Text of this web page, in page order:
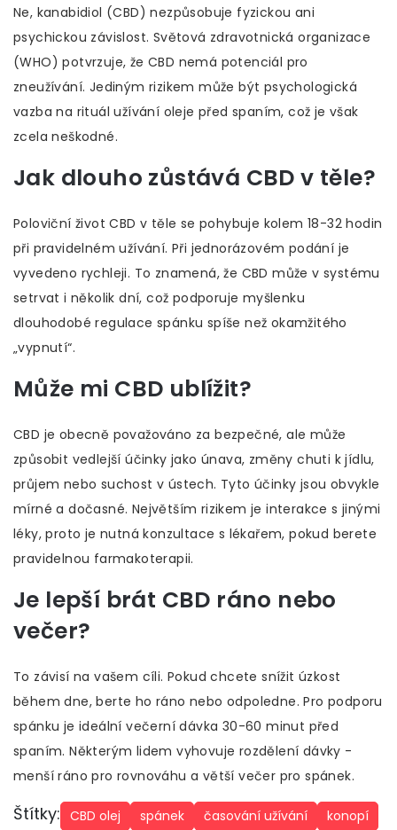
Ne, kanabidiol (CBD) nezpůsobuje fyzickou ani
psychickou závislost. Světová zdravotnická organizace
(WHO) potvrzuje, že CBD nemá potenciál pro
zneužívání. Jediným rizikem může být psychologická
vazba na rituál užívání oleje před spaním, což je však
zcela neškodné.
Jak dlouho zůstává CBD v těle?
Poloviční život CBD v těle se pohybuje kolem 18-32 hodin
při pravidelném užívání. Při jednorázovém podání je
vyvedeno rychleji. To znamená, že CBD může v systému
setrvat i několik dní, což podporuje myšlenku
dlouhodobé regulace spánku spíše než okamžitého
„vypnutí“.
Může mi CBD ublížit?
CBD je obecně považováno za bezpečné, ale může
způsobit vedlejší účinky jako únava, změny chuti k jídlu,
průjem nebo suchost v ústech. Tyto účinky jsou obvykle
mírné a dočasné. Největším rizikem je interakce s jinými
léky, proto je nutná konzultace s lékařem, pokud berete
pravidelnou farmakoterapii.
Je lepší brát CBD ráno nebo
večer?
To závisí na vašem cíli. Pokud chcete snížit úzkost
během dne, berte ho ráno nebo odpoledne. Pro podporu
spánku je ideální večerní dávka 30-60 minut před
spaním. Některým lidem vyhovuje rozdělení dávky -
menší ráno pro rovnováhu a větší večer pro spánek.
Štítky: CBD olej spánek časování užívání konopí